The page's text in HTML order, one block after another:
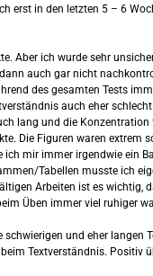
erst in den letzten 5 – 6
Aber ich wurde sehr
auch gar nicht
des gesamten Tests
auch eher
lang und die
Die Figuren waren extrem
mir immer irgendwie ein
Tabellen musste ich
Arbeiten ist es
Üben immer viel ruhiger
und eher langen
Textverständnis. Positiv